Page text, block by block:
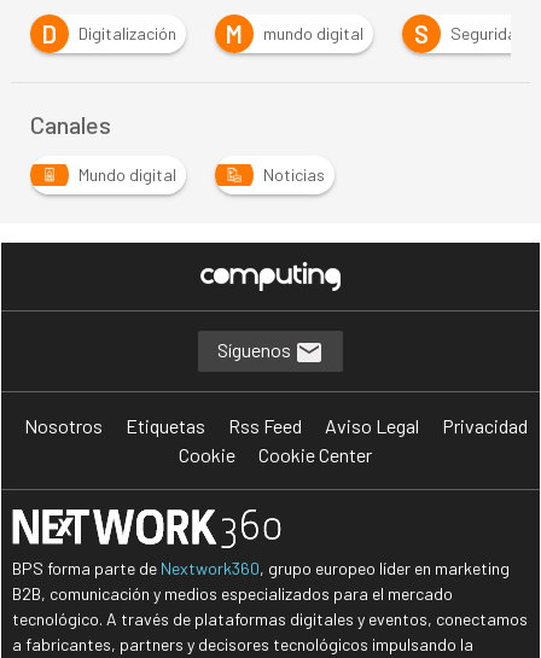
D
Digitalización M mundo digital S Seguridad
Canales
Mundo digital Noticias
Síguenos
Nosotros Etiquetas Rss Feed Aviso Legal
Privacidad
Cookie
Cookie Center
BPS forma parte de Nextwork360, grupo europeo líder en marketing
B2B, comunicación y medios especializados para el mercado
tecnológico. A través de plataformas digitales y eventos, conectamos
a fabricantes, partners y decisores tecnológicos impulsando la